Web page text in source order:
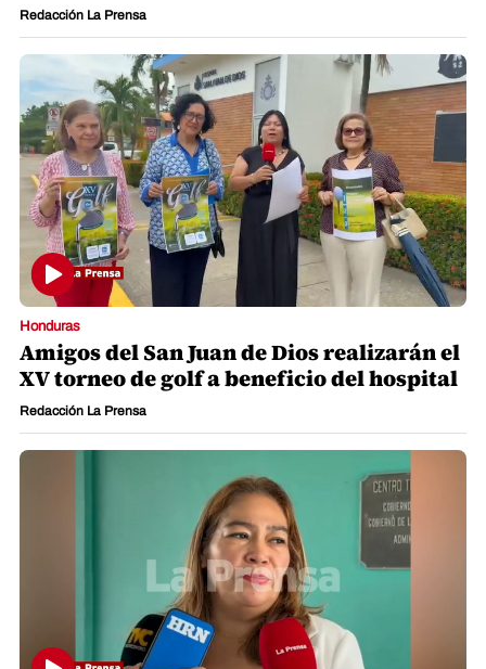
Redacción La Prensa
Honduras
Amigos del San Juan de Dios realizarán el
XV torneo de golf a beneficio del hospital
Redacción La Prensa